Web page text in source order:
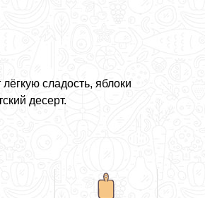
сладость, яблоки
десерт.